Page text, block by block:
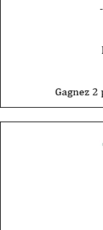
Gagnez